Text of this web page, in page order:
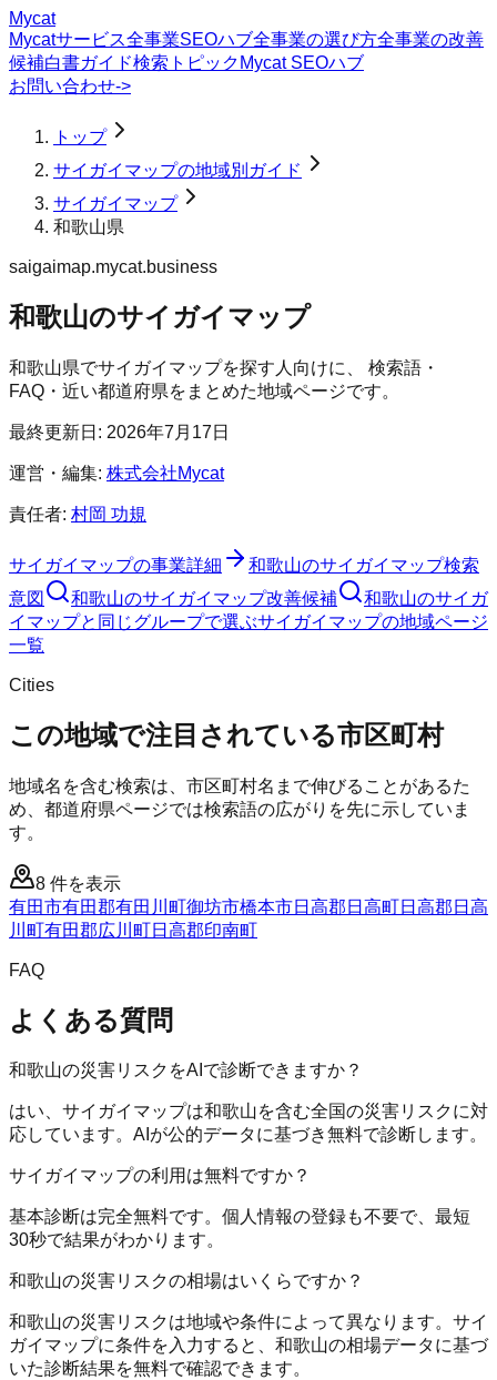
Mycat
Mycatサービス全事業SEOハブ全事業の選び方全事業の改善
候補白書ガイド検索トピック Mycat SEOハブ
お問い合わせ->
トップ
サイガイマップの地域別ガイド
サイガイマップ
和歌山県
saigaimap.mycat.business
和歌山のサイガイマップ
和歌山県でサイガイマップを探す人向けに、 検索語・
FAQ・近い都道府県をまとめた地域ページです。
最終更新日: 2026年7月17日
運営・編集: 株式会社Mycat
責任者: 村岡 功規
サイガイマップの事業詳細
和歌山のサイガイマップ検索
意図
和歌山のサイガイマップ改善候補
和歌山のサイガ
イマップと同じグループで選ぶサイガイマップの地域ページ
一覧
Cities
この地域で注目されている市区町村
地域名を含む検索は、市区町村名まで伸びることがあるた
め、都道府県ページでは検索語の広がりを先に示していま
す。
8 件を表示
有田市有田郡有田川町御坊市橋本市日高郡日高町日高郡日高
川町有田郡広川町日高郡印南町
FAQ
よくある質問
和歌山の災害リスクをAIで診断できますか？
はい、サイガイマップは和歌山を含む全国の災害リスクに対
応しています。AIが公的データに基づき無料で診断します。
サイガイマップの利用は無料ですか？
基本診断は完全無料です。個人情報の登録も不要で、最短
30秒で結果がわかります。
和歌山の災害リスクの相場はいくらですか？
和歌山の災害リスクは地域や条件によって異なります。サイ
ガイマップに条件を入力すると、和歌山の相場データに基づ
いた診断結果を無料で確認できます。